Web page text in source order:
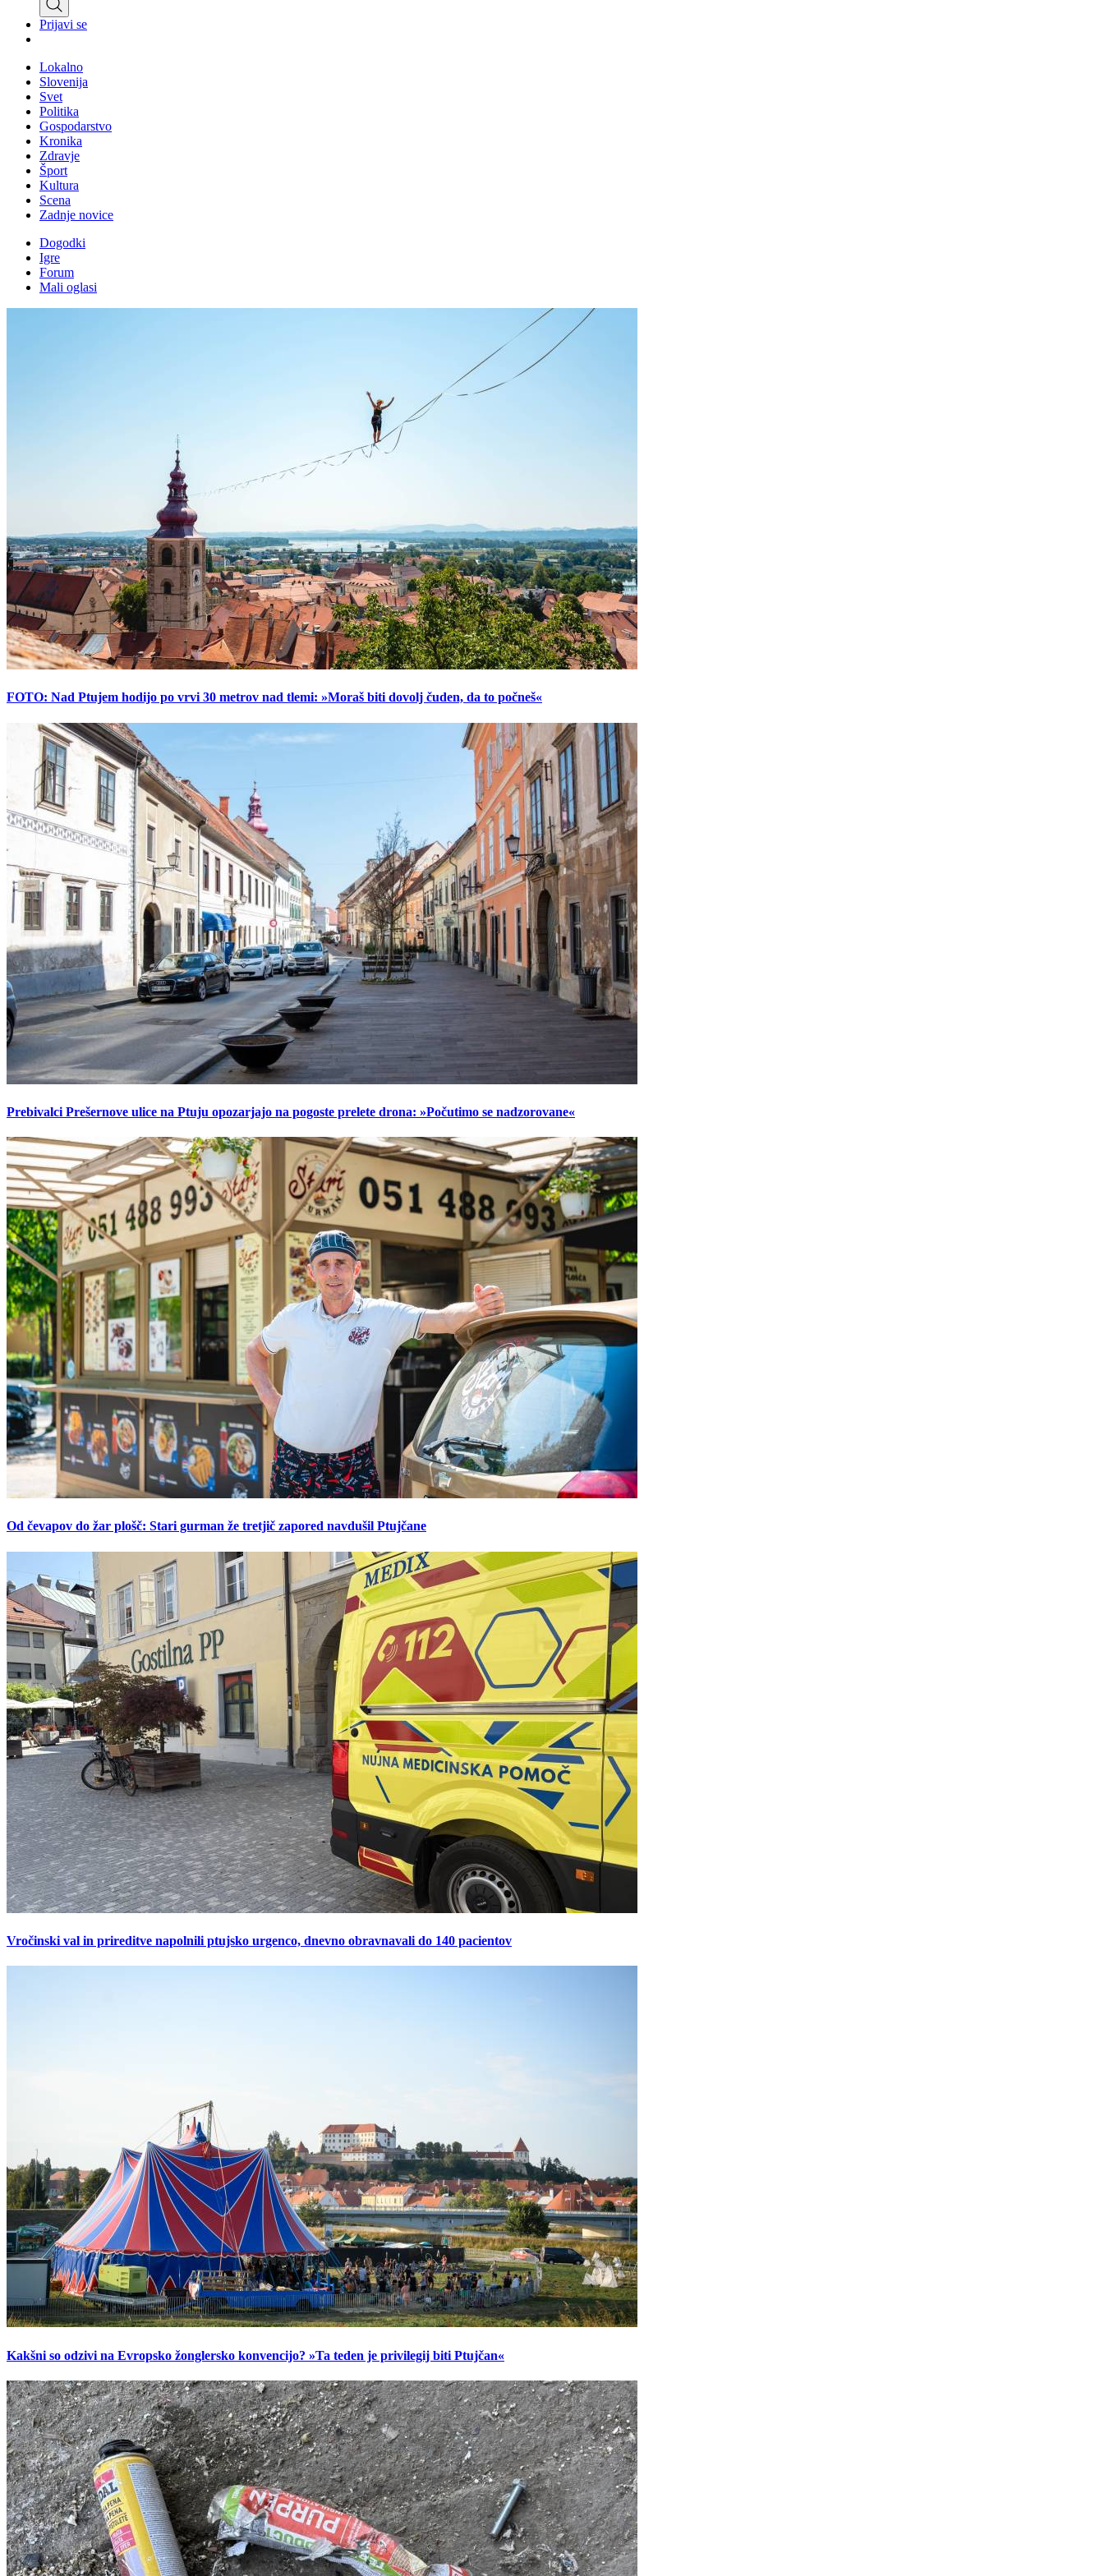
Prijavi se
Lokalno
Slovenija
Svet
Politika
Gospodarstvo
Kronika
Zdravje
Šport
Kultura
Scena
Zadnje novice
Dogodki
Igre
Forum
Mali oglasi
FOTO: Nad Ptujem hodijo po vrvi 30 metrov nad tlemi: »Moraš biti dovolj čuden, da to počneš«
Prebivalci Prešernove ulice na Ptuju opozarjajo na pogoste prelete drona: »Počutimo se nadzorovane«
Od čevapov do žar plošč: Stari gurman že tretjič zapored navdušil Ptujčane
Vročinski val in prireditve napolnili ptujsko urgenco, dnevno obravnavali do 140 pacientov
Kakšni so odzivi na Evropsko žonglersko konvencijo? »Ta teden je privilegij biti Ptujčan«
Prijavi se na cajtng